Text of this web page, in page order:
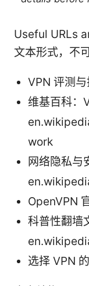
Useful URLs
文本形式，不
VPN 评测
维基百科
work
网络隐私与
OpenVPN
科普性翻墙
选择 VPN